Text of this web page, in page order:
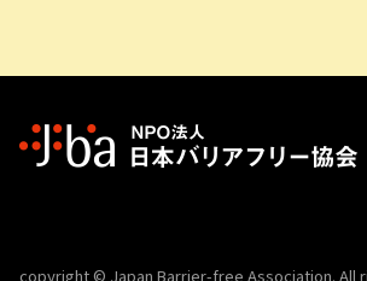
copyright © Japan Barrier-free Association. All